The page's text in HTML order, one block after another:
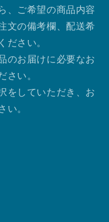
、ご希望の商品内容
文の備考欄、配送希
ださい。
のお届けに必要なお
い。
をしていただき、お
。